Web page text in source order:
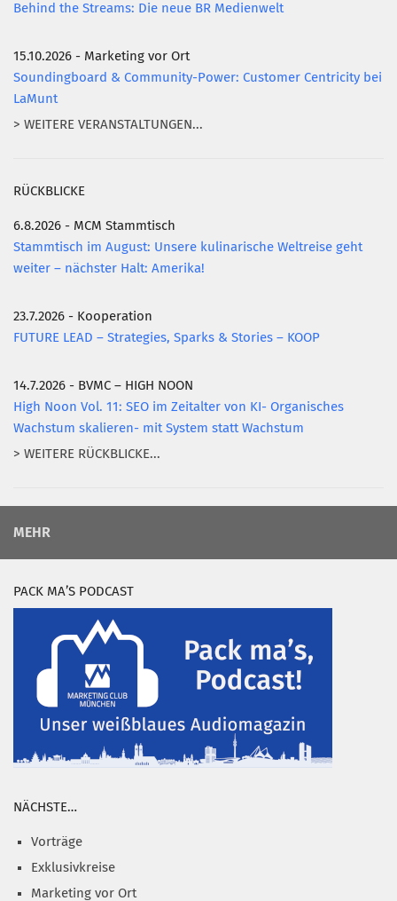
Behind the Streams: Die neue BR Medienwelt
15.10.2026 - Marketing vor Ort
Soundingboard & Community-Power: Customer Centricity bei
LaMunt
> WEITERE VERANSTALTUNGEN...
RÜCKBLICKE
6.8.2026 - MCM Stammtisch
Stammtisch im August: Unsere kulinarische Weltreise geht
weiter – nächster Halt: Amerika!
23.7.2026 - Kooperation
FUTURE LEAD – Strategies, Sparks & Stories – KOOP
14.7.2026 - BVMC – HIGH NOON
High Noon Vol. 11: SEO im Zeitalter von KI- Organisches
Wachstum skalieren- mit System statt Wachstum
> WEITERE RÜCKBLICKE...
MEHR
PACK MA’S PODCAST
NÄCHSTE…
Vorträge
Exklusivkreise
Marketing vor Ort